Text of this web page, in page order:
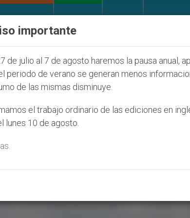
Seúl 2027 ONU se
Bruno Marie Duffé’
importante
de julio al 7 de agosto haremos la pausa anual,
periodo de verano se generan menos
de las mismas disminuye.
el trabajo ordinario de las ediciones en
lunes 10 de agosto.